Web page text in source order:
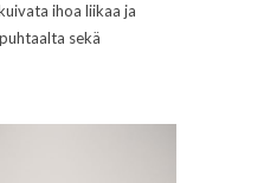
ihoa liikaa ja
sekä